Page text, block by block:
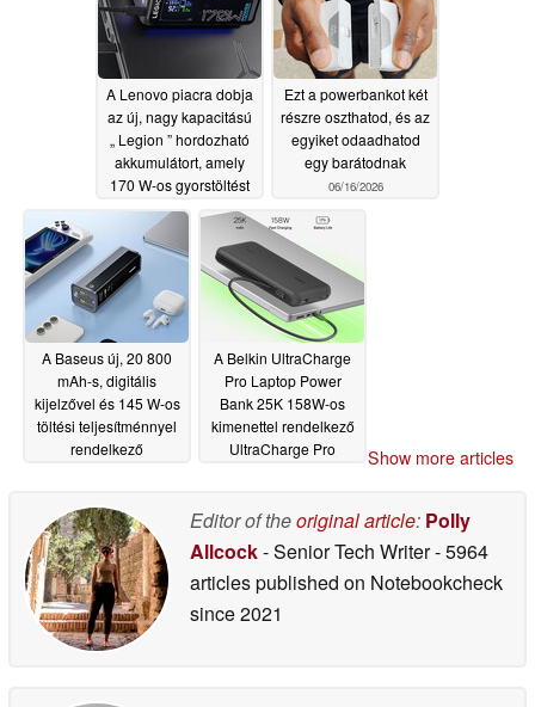
A Lenovo piacra dobja
az új, nagy kapacitású
„ Legion ” hordozható
akkumulátort, amely
170 W-os gyorstöltést
támogat06/17/2026
Ezt a powerbankot két
részre oszthatod, és az
egyiket odaadhatod
egy barátodnak
06/16/2026
A Baseus új, 20 800
mAh-s, digitális
kijelzővel és 145 W-os
töltési teljesítménnyel
rendelkező
A Belkin UltraCharge
Pro Laptop Power
Bank 25K 158W-os
kimenettel rendelkező
UltraCharge Pro
kedvezménnyel
Show more articles
Editor of theoriginal article: Polly
Allcock- Senior Tech Writer- 5964
articles published on Notebookcheck
since 2021